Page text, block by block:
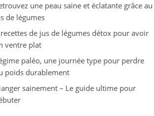
une peau saine et éclatante grâce au
de légumes
de jus de légumes détox pour avoir
ventre plat
paléo, une journée type pour perdre
poids durablement
sainement – Le guide ultime pour